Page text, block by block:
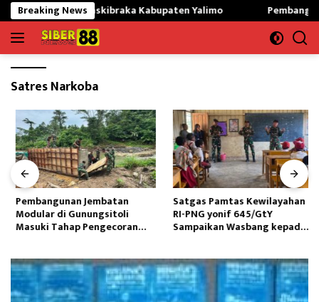
Langsung
ke
konten
Breaking News
Paskibraka Kabupaten Yalimo Pembangunan
Satres Narkoba
Pembangunan Jembatan
Modular di Gunungsitoli
Masuki Tahap Pengecoran
Satgas Pamtas Kewilayahan
RI-PNG yonif 645/GtY
Sampaikan Wasbang kepada